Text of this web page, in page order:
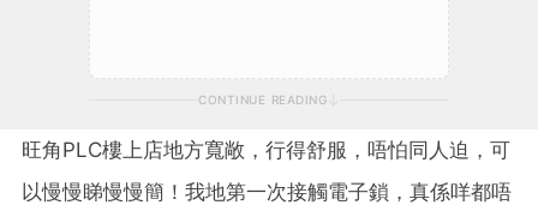
CONTINUE READING
旺角PLC樓上店地方寬敞，行得舒服，唔怕同人迫，可
以慢慢睇慢慢簡！我地第一次接觸電子鎖，真係咩都唔